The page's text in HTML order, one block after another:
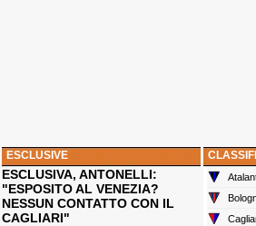
ESCLUSIVE
ESCLUSIVA, ANTONELLI:
"ESPOSITO AL VENEZIA?
NESSUN CONTATTO CON IL
CAGLIARI"